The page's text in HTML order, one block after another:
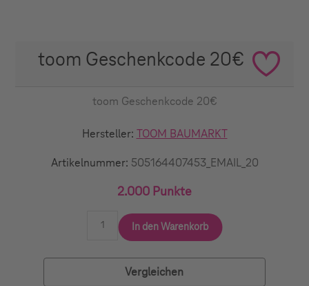
toom Geschenkcode 20€
toom Geschenkcode 20€
Hersteller: TOOM BAUMARKT
Artikelnummer: 505164407453_EMAIL_20
2.000 Punkte
In den Warenkorb
Vergleichen